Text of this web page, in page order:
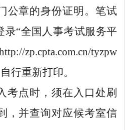
公章的身份证明。笔试
录“全国人事考试服务平
zp.cpta.com.cn/tyzpw
行重新打印。
考点时，须在入口处刷
，并查询对应候考室信